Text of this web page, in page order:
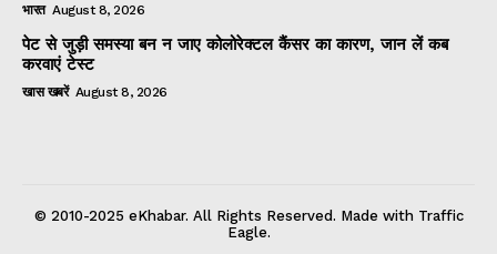
भारत August 8, 2026
पेट से जुड़ी समस्या बन न जाए कोलोरेक्टल कैंसर का कारण, जान लें कब
करवाएं टेस्ट
खास खबरें August 8, 2026
© 2010-2025 eKhabar. All Rights Reserved. Made with Traffic
Eagle.